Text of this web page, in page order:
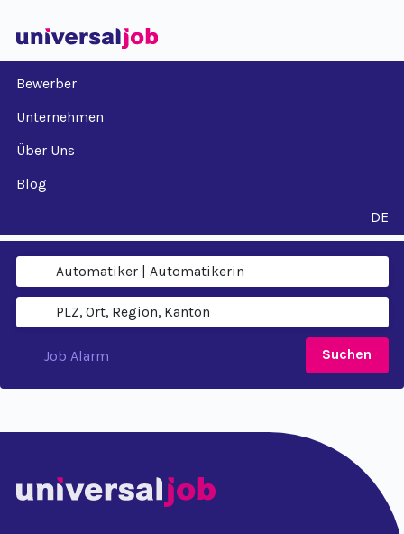
Bewerber
Unternehmen
Über Uns
Blog
DE
Suchen
Job Alarm